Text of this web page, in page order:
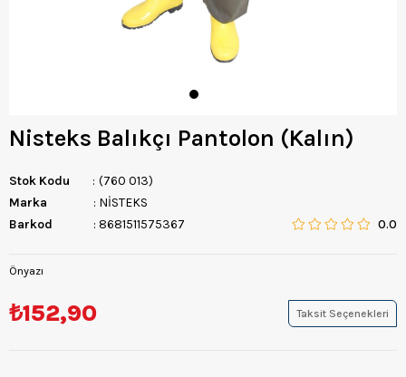
Nisteks Balıkçı Pantolon (Kalın)
Stok Kodu
(760 013)
Marka
: NİSTEKS
Barkod
: 8681511575367 0.0
Önyazı
₺152,90 Taksit Seçenekleri